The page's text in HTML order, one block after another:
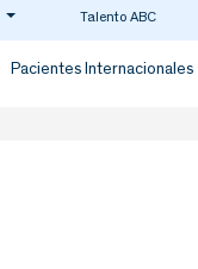
Talento ABC
Pacientes Internacionales